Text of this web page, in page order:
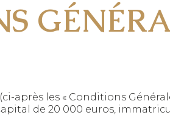
après les « Conditions
de 20 000 euros,